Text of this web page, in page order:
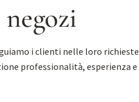
i clienti nelle loro richieste
professionalità, esperienza e